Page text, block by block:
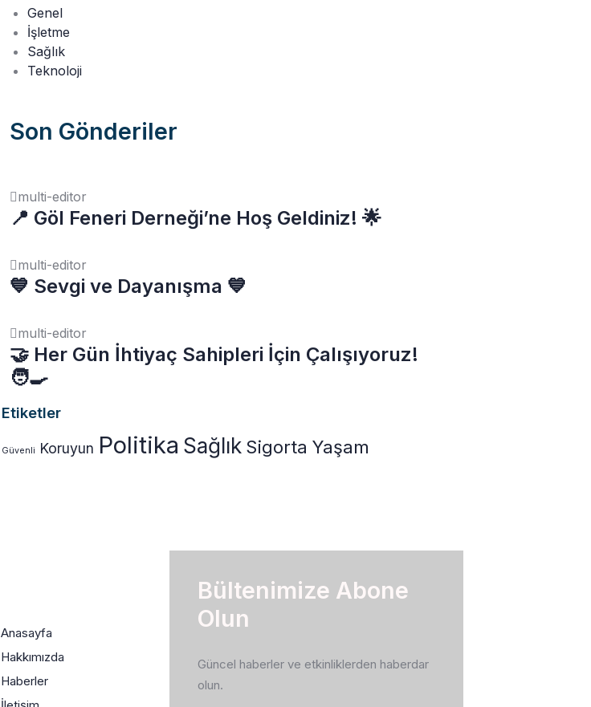
Genel
İşletme
Sağlık
Teknoloji
Son Gönderiler
multi-editor
📍 Göl Feneri Derneği’ne Hoş Geldiniz! 🌟
multi-editor
💙 Sevgi ve Dayanışma 💙
multi-editor
🤝 Her Gün İhtiyaç Sahipleri İçin Çalışıyoruz!
🧑‍🍳
Etiketler
Güvenli Koruyun Politika Sağlık Sigorta Yaşam
Anasayfa
Hakkımızda
Haberler
Bültenimize Abone
Olun
Güncel haberler ve etkinliklerden haberdar
olun.